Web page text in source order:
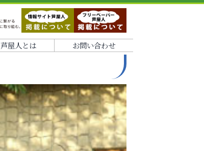
芦屋人とは お問い合わせ